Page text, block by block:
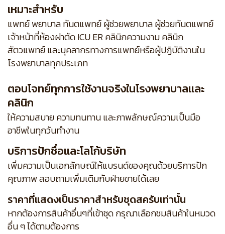
เหมาะสำหรับ
แพทย์ พยาบาล ทันตแพทย์ ผู้ช่วยพยาบาล ผู้ช่วยทันตแพทย์
เจ้าหน้าที่ห้องผ่าตัด ICU ER คลินิกความงาม คลินิก
สัตวแพทย์ และบุคลากรทางการแพทย์หรือผู้ปฏิบัติงานใน
โรงพยาบาลทุกประเภท
ตอบโจทย์ทุกการใช้งานจริงในโรงพยาบาลและ
คลินิก
ให้ความสบาย ความทนทาน และภาพลักษณ์ความเป็นมือ
อาชีพในทุกวันทำงาน
บริการปักชื่อและโลโก้บริษัท
เพิ่มความเป็นเอกลักษณ์ให้แบรนด์ของคุณด้วยบริการปัก
คุณภาพ สอบถามเพิ่มเติมกับฝ่ายขายได้เลย
ราคาที่แสดงเป็นราคาสำหรับชุดสครับเท่านั้น
หากต้องการสินค้าอื่นๆที่เข้าชุด กรุณาเลือกชมสินค้าในหมวด
อื่น ๆ ได้ตามต้องการ